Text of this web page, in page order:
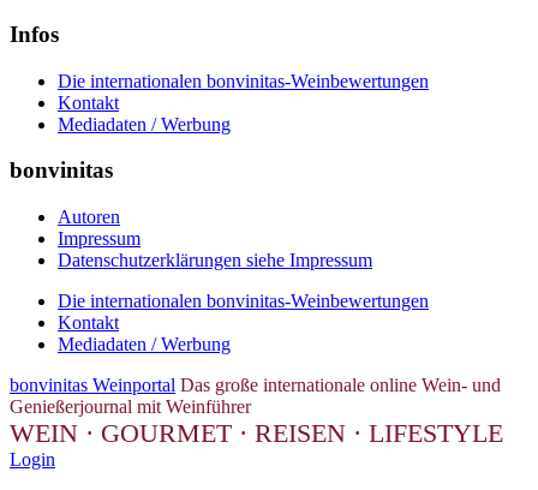
Infos
Die internationalen bonvinitas-Weinbewertungen
Kontakt
Mediadaten / Werbung
bonvinitas
Autoren
Impressum
Datenschutzerklärungen siehe Impressum
Die internationalen bonvinitas-Weinbewertungen
Kontakt
Mediadaten / Werbung
bonvinitas Weinportal Das große internationale online Wein- und
Genießerjournal mit Weinführer
WEIN · GOURMET · REISEN · LIFESTYLE
Login